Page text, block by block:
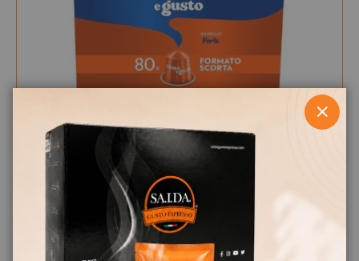
da 0,298 € al pezzo
A partire da 24,65 €